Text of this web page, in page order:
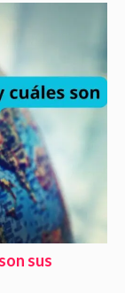
sus